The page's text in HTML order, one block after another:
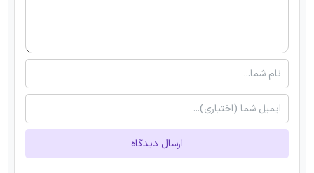
ارسال دیدگاه